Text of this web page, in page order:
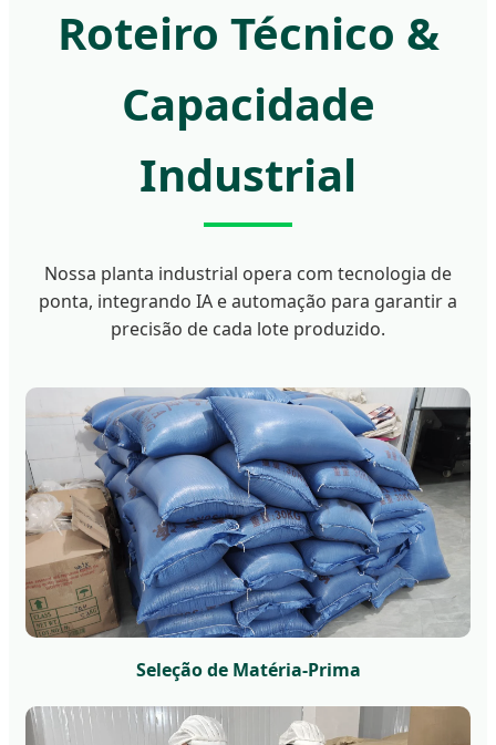
Roteiro Técnico &
Capacidade
Industrial
Nossa planta industrial opera com tecnologia de
ponta, integrando IA e automação para garantir a
precisão de cada lote produzido.
Seleção de Matéria-Prima